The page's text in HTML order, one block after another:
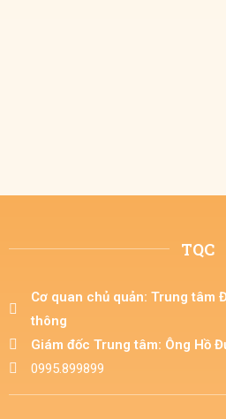
TQC
Cơ quan chủ quản: Trung tâm
thông​
Giám đốc Trung tâm: Ông Hồ
0995.899899